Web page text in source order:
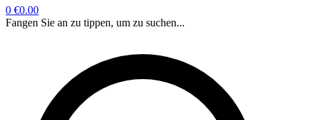
0 €0.00
Fangen Sie an zu tippen, um zu suchen...